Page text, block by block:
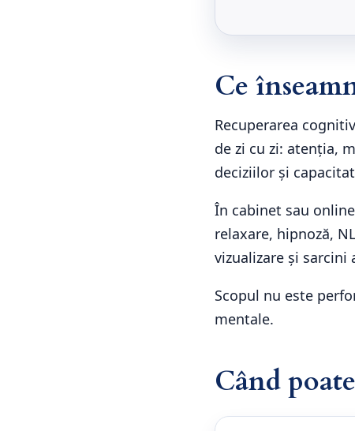
Ce
Recuperarea
de zi cu zi: atenția,
deciziilor și
În cabinet sau
relaxare, hipnoză,
vizualizare și
Scopul nu este
mentale.
Când